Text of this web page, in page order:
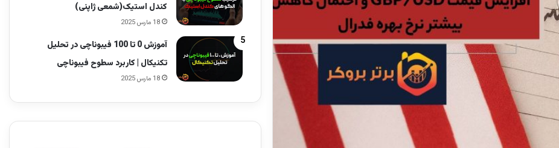
کندل استیک(شمعی ژاپنی)
18 مارس 2025
آموزش 0 تا 100 فیبوناچی در تحلیل
تکنیکال | کاربرد سطوح فیبوناچی
18 مارس 2025